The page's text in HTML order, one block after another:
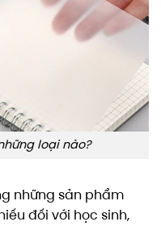
loại nào?
những sản phẩm
đối với học sinh,